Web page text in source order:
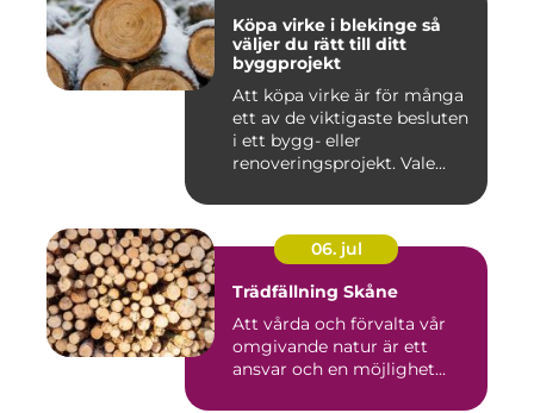
Köpa virke i blekinge så
väljer du rätt till ditt
byggprojekt
Att köpa virke är för många
ett av de viktigaste besluten
i ett bygg- eller
renoveringsprojekt. Vale...
06. jul
Trädfällning Skåne
Att vårda och förvalta vår
omgivande natur är ett
ansvar och en möjlighet...